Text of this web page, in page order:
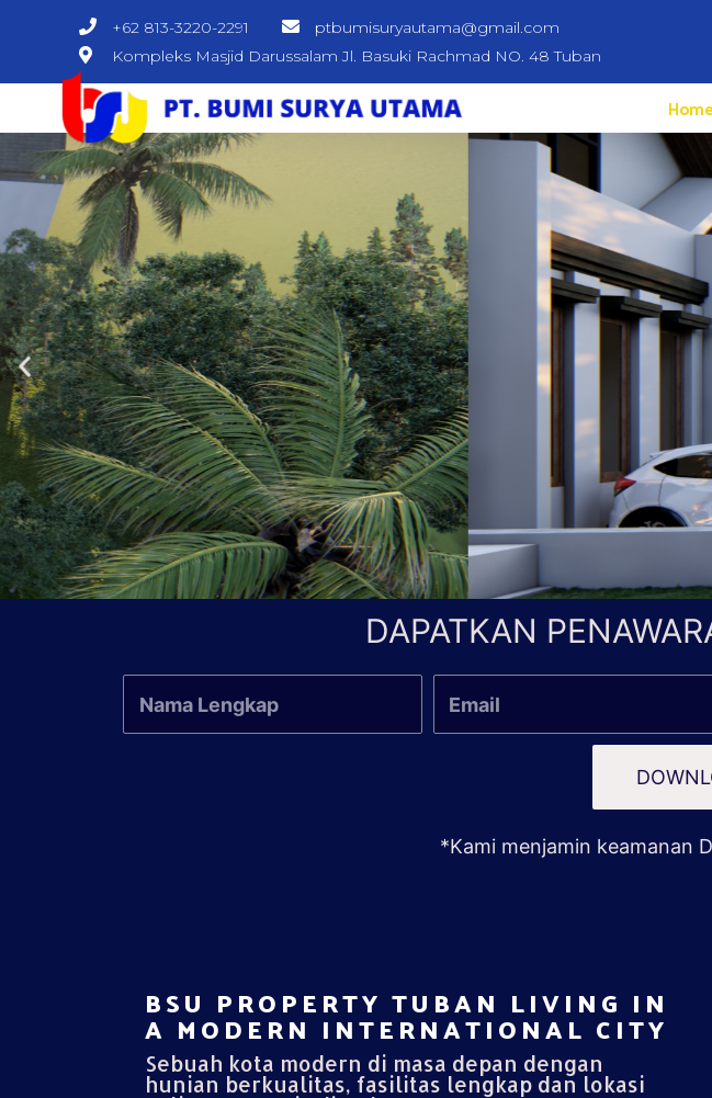
+62 813-3220-2291
ptbumisuryautama@gmail.com
Kompleks Masjid Darussalam Jl. Basuki Rachmad NO. 48 Tuban
Home
DAPATKAN
*Kami menjamin keamanan
BSU PROPERTY TUBAN LIVING IN
A MODERN INTERNATIONAL CITY​
Sebuah kota modern di masa depan dengan
hunian berkualitas, fasilitas lengkap dan lokasi